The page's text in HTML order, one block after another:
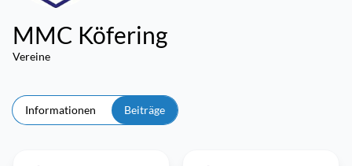
MMC Köfering
Vereine
Informationen Beiträge